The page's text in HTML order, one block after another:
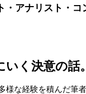
アナリスト・コ
く決意の話
な経験を積んだ筆